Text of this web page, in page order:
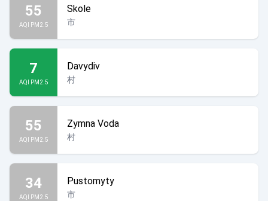
55
AQI PM2.5
Skole
市
7
AQI PM2.5
Davydiv
村
55
AQI PM2.5
Zymna Voda
村
34
AQI PM2.5
Pustomyty
市